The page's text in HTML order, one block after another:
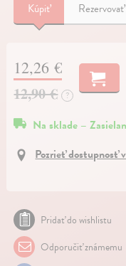
Kúpiť
12,26 €
12,90 € ?
Na sklade –
Pozrieť dostupnosť
Pridať do wishlistu
Odporučiť známemu